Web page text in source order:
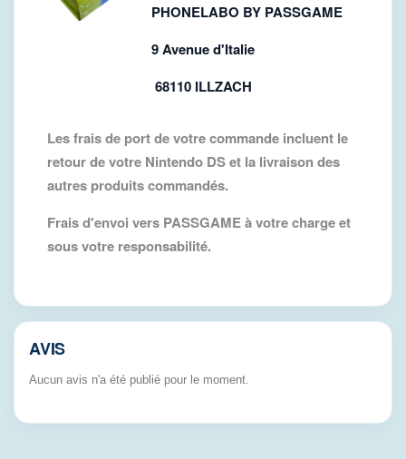
PHONELABO BY PASSGAME
9 Avenue d'Italie
68110 ILLZACH
Les frais de port de votre commande incluent le
retour de votre Nintendo DS et la livraison des
autres produits commandés.
Frais d'envoi vers PASSGAME à votre charge et
sous votre responsabilité.
AVIS
Aucun avis n'a été publié pour le moment.